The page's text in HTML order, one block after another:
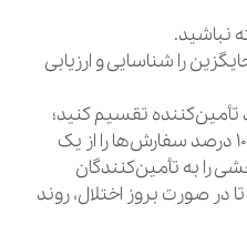
نباشید.
را شناسایی و ارزیابی
تقسیم کنید؛
برای مثال، به‌جای اینکه ۱۰۰ درصد سفارش‌ها را از یک
را به تأمین‌کنندگان
صورت بروز اختلال، روند